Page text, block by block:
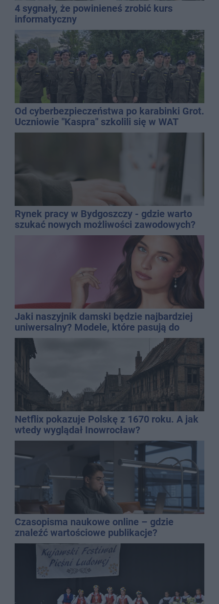
4 sygnały, że powinieneś zrobić kurs
informatyczny
Od cyberbezpieczeństwa po karabinki Grot.
Uczniowie "Kaspra" szkolili się w WAT
Rynek pracy w Bydgoszczy - gdzie warto
szukać nowych możliwości zawodowych?
Jaki naszyjnik damski będzie najbardziej
uniwersalny? Modele, które pasują do
wielu stylizacji
Netflix pokazuje Polskę z 1670 roku. A jak
wtedy wyglądał Inowrocław?
Czasopisma naukowe online – gdzie
znaleźć wartościowe publikacje?